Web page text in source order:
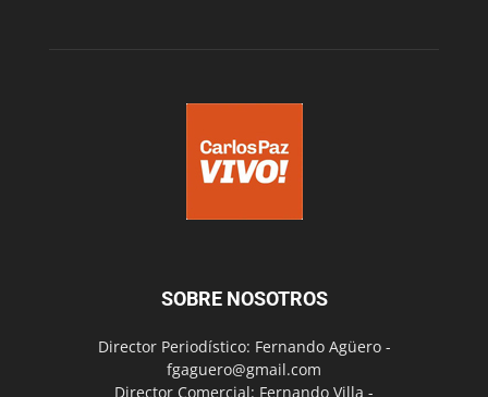
SOBRE NOSOTROS
Director Periodístico: Fernando Agüero -
fgaguero@gmail.com
Director Comercial: Fernando Villa -